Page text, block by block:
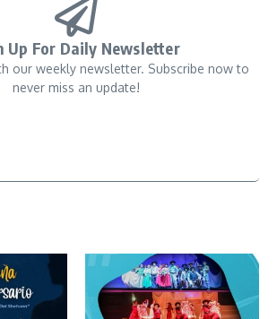
Up For Daily Newsletter
our weekly newsletter. Subscribe now to
never miss an update!